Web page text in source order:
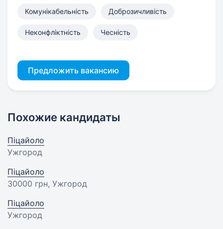
Комунікабельність Доброзичливість
Неконфліктність Чесність
Предложить вакансию
Похожие кандидаты
Піцайоло
Ужгород
Піцайоло
30000 грн, Ужгород
Піцайоло
Ужгород